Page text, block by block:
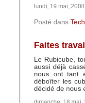
lundi, 19 mai, 2008
Posté dans
Faites
Le Rubicube,
aussi déjà
nous ont tant
déboîter les
décidé de